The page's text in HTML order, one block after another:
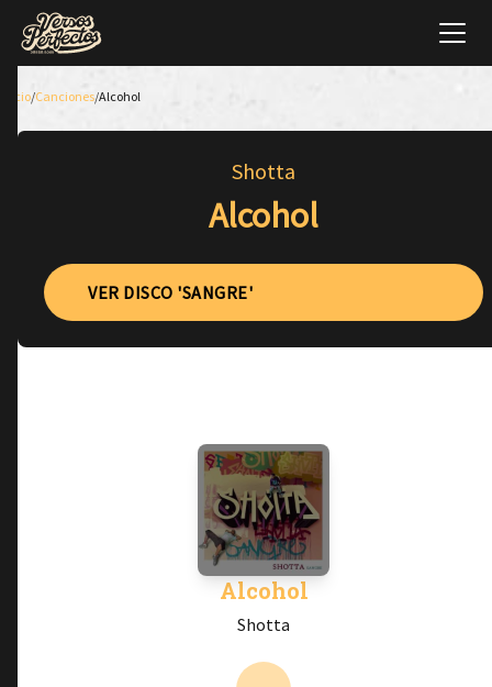
Inicio/Canciones/Alcohol
Shotta
Alcohol
VER DISCO 'SANGRE'
Alcohol
Shotta